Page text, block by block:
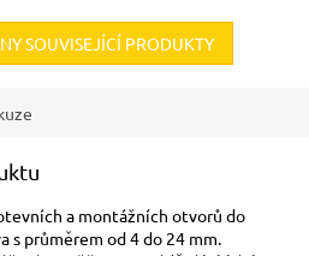
SOUVISEJÍCÍ PRODUKTY
a montážních otvorů do
s průměrem od 4 do 24 mm.